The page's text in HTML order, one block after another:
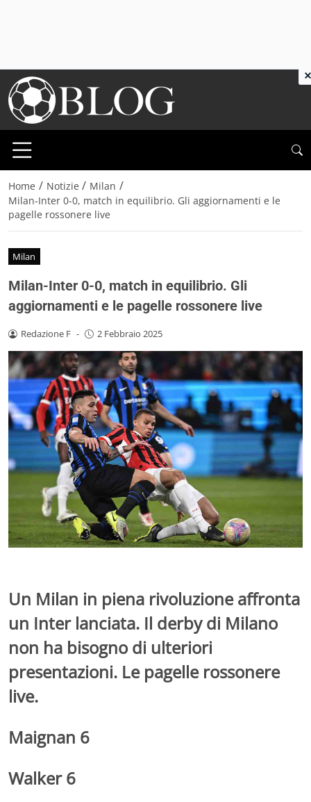
Home / Notizie / Milan /
Milan-Inter 0-0, match in equilibrio. Gli aggiornamenti e le
pagelle rossonere live
Milan
Milan-Inter 0-0, match in equilibrio. Gli
aggiornamenti e le pagelle rossonere live
Redazione F - 2 Febbraio 2025
Un Milan in piena rivoluzione affronta
un Inter lanciata. Il derby di Milano
non ha bisogno di ulteriori
presentazioni. Le pagelle rossonere
live.
Maignan 6
Walker 6
×